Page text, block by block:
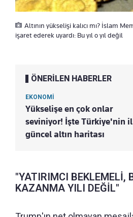
Altının yükselişi kalıcı mı? İslam
işaret ederek uyardı: Bu yıl o yıl değil
ÖNERİLEN HABERLER
EKONOMİ
Yükselişe en çok onlar
seviniyor! İşte Türkiye'nin
güncel altın haritası
"YATIRIMCI BEKLEMELİ,
KAZANMA YILI DEĞİL"